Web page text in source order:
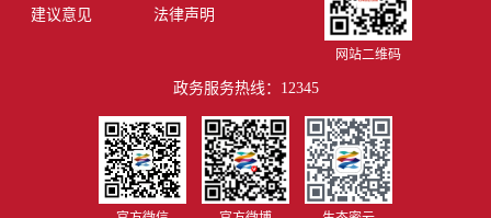
建议意见 法律声明
网站二维码
政务服务热线：12345